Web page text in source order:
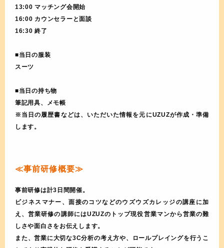
13:00 マッチング会開始
16:00 カウンセラーと面談
16:30 終了
■当日の服装
スーツ
■当日の持ち物
筆記用具、メモ帳
※当日の履歴書などは、いただいた情報を元にUZUZが作成・準備
します。
≪事前研修概要≫
事前研修は計3日間開催。
ビジネスマナー、面接のコツなどのウズウズカレッジの講座に加
え、営業研修の講師にはUZUZのトップ現役営業マンから営業の難
しさや面白さをお伝えします。
また、営業に大切な3C分析の考え方や、ロールプレイングを行うこ